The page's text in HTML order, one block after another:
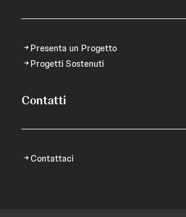
Presenta un Progetto
Progetti Sostenuti
Contatti
Contattaci